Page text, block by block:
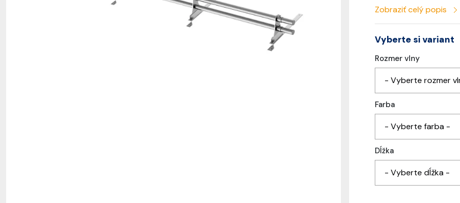
Zobraziť celý popis
Vyberte si variant
Rozmer vlny
- Vyberte rozmer
Farba
- Vyberte farba -
Dĺžka
- Vyberte dĺžka -